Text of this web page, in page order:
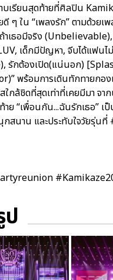
บเรียนสุดท้ายที่ศิลปิน
ดี ๆ ใน “เพลงรัก” ตามด้วย
าเธอมีจริง
เด็กมีปัญหา, จีบได้แฟนไ
รักต้องเปิด(แน่นอก)
พร้อมการเดินทักทายกอง
กล้ชิดที่สุดเท่าที่เคยมีมา จ
าย “เพื่อนกัน...ฉันรักเธอ” เ
สนาน และประทับใจวัยรุ่น
ป